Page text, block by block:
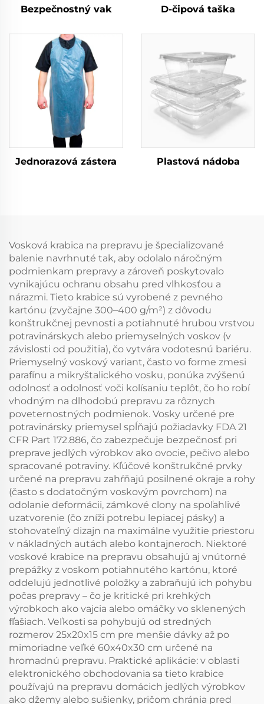
Bezpečnostný vak D-čipová taška
Jednorazová zástera Plastová nádoba
Vosková krabica na prepravu je špecializované
balenie navrhnuté tak, aby odolalo náročným
podmienkam prepravy a zároveň poskytovalo
vynikajúcu ochranu obsahu pred vlhkosťou a
nárazmi. Tieto krabice sú vyrobené z pevného
kartónu (zvyčajne 300–400 g/m²) z dôvodu
konštrukčnej pevnosti a potiahnuté hrubou vrstvou
potravinárskych alebo priemyselných voskov (v
závislosti od použitia), čo vytvára vodotesnú bariéru.
Priemyselný voskový variant, často vo forme zmesi
parafínu a mikryštalického vosku, ponúka zvýšenú
odolnosť a odolnosť voči kolísaniu teplôt, čo ho robí
vhodným na dlhodobú prepravu za rôznych
poveternostných podmienok. Vosky určené pre
potravinársky priemysel spĺňajú požiadavky FDA 21
CFR Part 172.886, čo zabezpečuje bezpečnosť pri
preprave jedlých výrobkov ako ovocie, pečivo alebo
spracované potraviny. Kľúčové konštrukčné prvky
určené na prepravu zahŕňajú posilnené okraje a rohy
(často s dodatočným voskovým povrchom) na
odolanie deformácii, zámkové clony na spoľahlivé
uzatvorenie (čo zníži potrebu lepiacej pásky) a
stohovateľný dizajn na maximálne využitie priestoru
v nákladných autách alebo kontajneroch. Niektoré
voskové krabice na prepravu obsahujú aj vnútorné
prepážky z voskom potiahnutého kartónu, ktoré
oddelujú jednotlivé položky a zabraňujú ich pohybu
počas prepravy – čo je kritické pri krehkých
výrobkoch ako vajcia alebo omáčky vo sklenených
fľašiach. Veľkosti sa pohybujú od stredných
rozmerov 25x20x15 cm pre menšie dávky až po
mimoriadne veľké 60x40x30 cm určené na
hromadnú prepravu. Praktické aplikácie: v oblasti
elektronického obchodovania sa tieto krabice
používajú na prepravu domácich jedlých výrobkov
ako džemy alebo sušienky, pričom chránia pred